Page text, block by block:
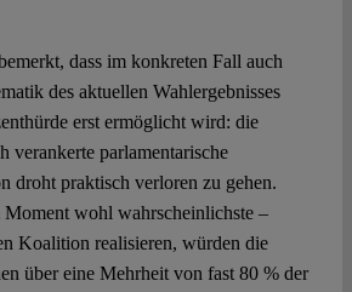
dass im konkreten Fall auch
des aktuellen Wahlergebnisses
erst ermöglicht wird: die
verankerte parlamentarische
droht praktisch verloren zu gehen.
wohl wahrscheinlichste –
Koalition realisieren, würden die
über eine Mehrheit von fast 80 % der